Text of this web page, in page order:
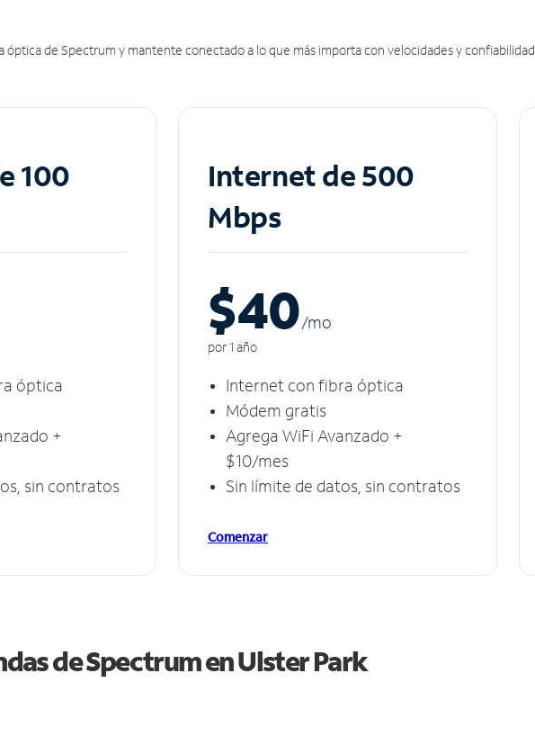
de Spectrum y mantente conectado a lo que más importa con velocidades y confiabilidad
100
óptica
+
sin contratos
Internet de 500
Mbps
$40/mo
por 1 año
Internet con fibra óptica
Módem gratis
Agrega WiFi Avanzado +
$10/mes
Sin límite de datos, sin contratos
Comenzar
de Spectrum enUlster Park